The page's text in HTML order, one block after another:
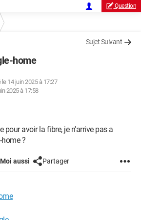
Question
Sujet Suivant
home
14 juin 2025 à 17:27
2025 à 17:58
pour avoir la fibre, je n'arrive pas a
?
Moi aussi Partager